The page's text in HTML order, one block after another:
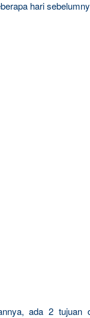
hari
ada 2 tujuan